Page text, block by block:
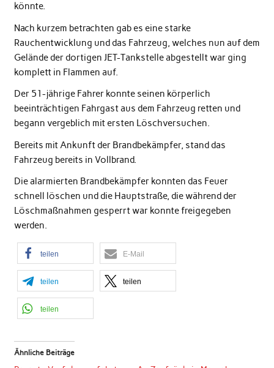
könnte.
Nach kurzem betrachten gab es eine starke
Rauchentwicklung und das Fahrzeug, welches nun auf dem
Gelände der dortigen JET-Tankstelle abgestellt war ging
komplett in Flammen auf.
Der 51-jährige Fahrer konnte seinen körperlich
beeinträchtigen Fahrgast aus dem Fahrzeug retten und
begann vergeblich mit ersten Löschversuchen.
Bereits mit Ankunft der Brandbekämpfer, stand das
Fahrzeug bereits in Vollbrand.
Die alarmierten Brandbekämpfer konnten das Feuer
schnell löschen und die Hauptstraße, die während der
Löschmaßnahmen gesperrt war konnte freigegeben
werden.
teilen E-Mail
teilen teilen
teilen
Ähnliche Beiträge